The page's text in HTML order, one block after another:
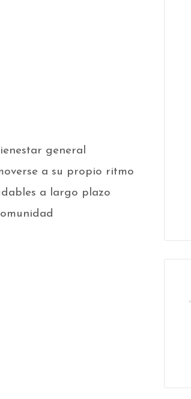
general
a su propio ritmo
a largo plazo